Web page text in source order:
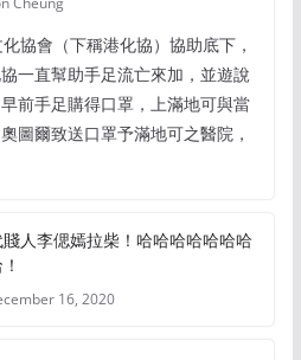
協會（下稱港化協）協助底下，
一直幫助手足流亡來加，並遊說
前手足購得口罩，上滿地可與當
圖爾致送口罩予滿地可之醫院，
人李偲嫣拉柴！哈哈哈哈哈哈哈
16, 2020